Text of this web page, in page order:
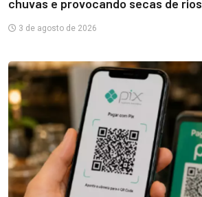
chuvas e provocando secas de rios
3 de agosto de 2026